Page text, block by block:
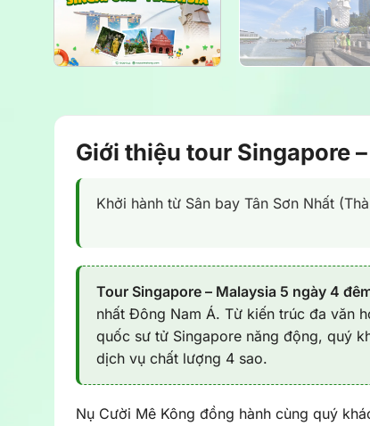
Giới thiệu tour Singapore
Khởi hành từ Sân bay Tân Sơn Nhất
Tour Singapore – Malaysia 5 ngày 4
nhất Đông Nam Á. Từ kiến trúc đa văn
quốc sư tử Singapore năng động, quý
dịch vụ chất lượng 4 sao.
Nụ Cười Mê Kông đồng hành cùng quý